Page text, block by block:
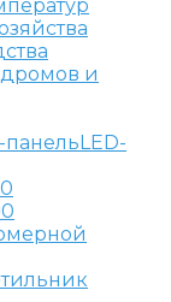
и
LED-